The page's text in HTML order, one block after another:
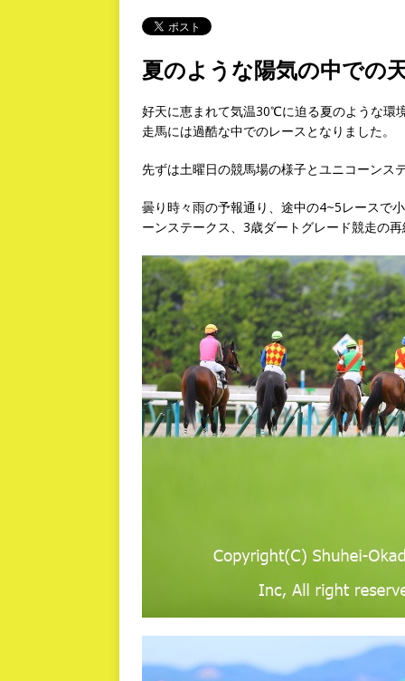
夏のような陽気の中での
好天に恵まれて気温30℃に迫る夏のような環
走馬には過酷な中でのレースとなりました。
先ずは土曜日の競馬場の様子とユニコーンス
曇り時々雨の予報通り、途中の4~5レースで
ーンステークス、3歳ダートグレード競走の